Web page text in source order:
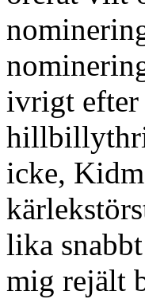
ivrigt efter
icke,
lika
mig rejält